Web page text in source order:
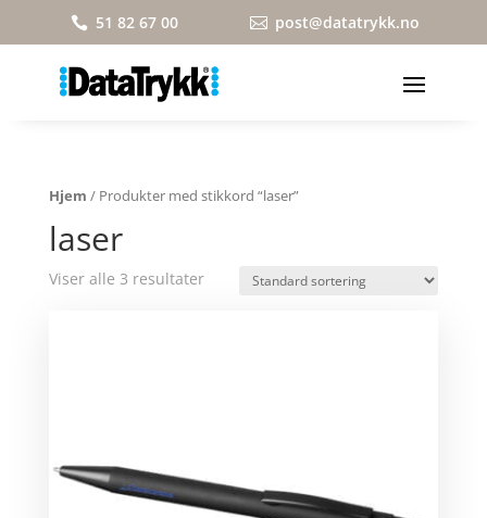
 51 82 67 00  post@datatrykk.no
Hjem / Produkter med stikkord “laser”
laser
Viser alle 3 resultater